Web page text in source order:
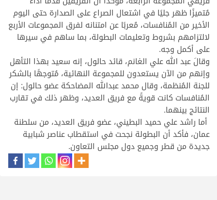
مُتميزًا ظهر جليًا في اشتعال الصراع على الصدارة حتى اليوم
الأخير من المُنافسات، مُعربًا عن امتنانه لفرق المجموعات الأربع
لالتزامهم بشروط وتعليمات البطولة، بما ساهم في سيرها
على أكمل وجه.
وقالَ عبد الله علي الغانم، قائد حالول، إنه سعيد بهذا التأهل
وإنهم من الآن يستعدون للمجموعة النهائية، مُتوجهًا بالشكر
للجنة المُنظمة، وقال محمد عبدالله المضاحكة عضو حالول: إن
المُنافسات كانت قويةً مع فريق العديد، وظهر ذلك في تقارب
النتائج بينهما.
أما راشد علي حميد البطيني، عضو فريق العديد، من سلطنة
عمان، فأكد أن البطولة نجحت في استقطاب عناصر شبابية
جديدة من قطر وجميع دول مجلس التعاون.